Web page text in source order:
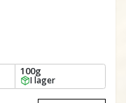
100g
I lager